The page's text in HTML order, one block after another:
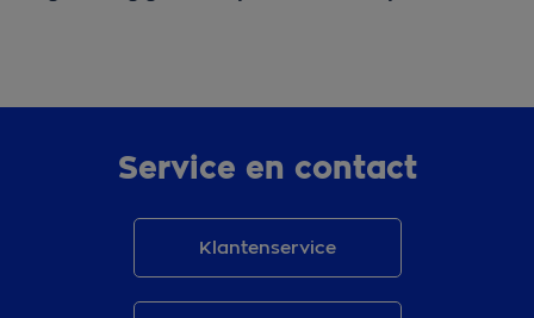
Service en contact
Klantenservice